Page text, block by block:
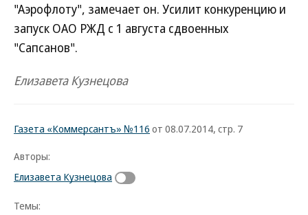
"Аэрофлоту", замечает он. Усилит конкуренцию и
запуск ОАО РЖД с 1 августа сдвоенных
"Сапсанов".
Елизавета Кузнецова
Газета «Коммерсантъ» №116 от 08.07.2014, стр. 7
Авторы:
Елизавета Кузнецова
Темы: